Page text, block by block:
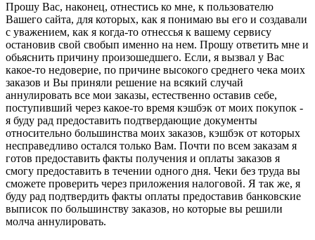
Прошу Вас, наконец, отнестись ко мне, к пользователю
Вашего сайта, для которых, как я понимаю вы его и создавали
с уважением, как я когда-то отнессья к вашему сервису
остановив свой свобып именно на нем. Прошу ответить мне и
обьяснить причину произошедшего. Если, я вызвал у Вас
какое-то недоверие, по причине высокого среднего чека моих
заказов и Вы приняли решение на всякий случай
аннулировать все мои заказы, естественно оставив себе,
поступивший через какое-то время кэшбэк от моих покупок -
я буду рад предоставить подтвердающие документы
относительно большинства моих заказов, кэшбэк от которых
несправедливо остался только Вам. Почти по всем заказам я
готов предоставить факты получения и оплаты заказов я
смогу предоставить в течении одного дня. Чеки без труда вы
сможете проверить через приложения налоговой. Я так же, я
буду рад подтвердить факты оплаты предоставив банковские
выписок по большинству заказов, но которые вы решили
молча аннулировать.